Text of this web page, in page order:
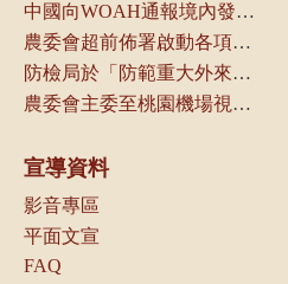
中國向WOAH通報境內發生非洲豬瘟
農委會超前佈署啟動各項防疫管控措施
防檢局於「防範重大外來豬病產業座談會議」中，請養豬產業及相關業者配合各項管制措施，以防堵本病傳入我國
農委會主委至桃園機場視察邊境管制作業
宣導資料
影音專區
平面文宣
FAQ